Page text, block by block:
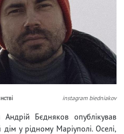
instagram biedniakov
Андрій Бєдняков опублікував
у рідному Маріуполі. Оселі,